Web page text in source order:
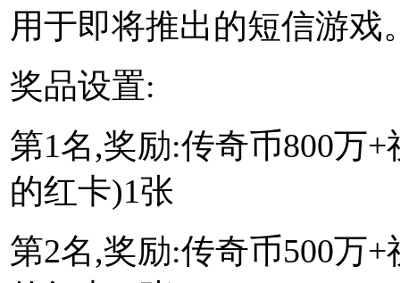
用于即将推出的短信游戏
奖品设置:
第1名,奖励:传奇币800万
的红卡)1张
第2名,奖励:传奇币500万